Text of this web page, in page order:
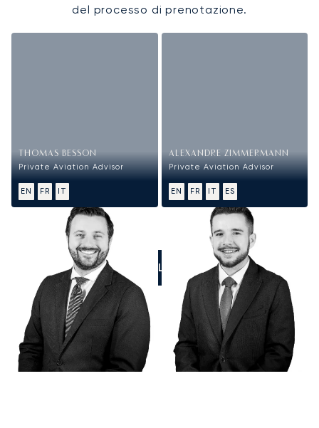
del processo di prenotazione.
THOMAS BESSON
Private Aviation Advisor
EN FR IT
ALEXANDRE ZIMMERMANN
Private Aviation Advisor
EN FR IT ES
CALL US